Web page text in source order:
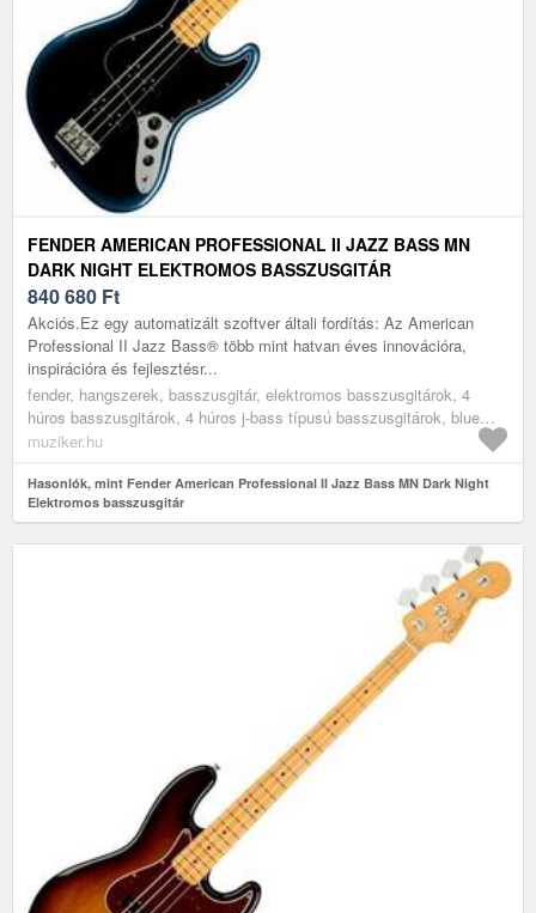
FENDER AMERICAN PROFESSIONAL II JAZZ BASS MN
DARK NIGHT ELEKTROMOS BASSZUSGITÁR
840 680 Ft
Akciós.Ez egy automatizált szoftver általi fordítás: Az American
Professional II Jazz Bass® több mint hatvan éves innovációra,
inspirációra és fejlesztésr...
fender, hangszerek, basszusgitár, elektromos basszusgitárok, 4
húros basszusgitárok, 4 húros j-bass típusú basszusgitárok, blue
black
muziker.hu
Hasonlók, mint Fender American Professional II Jazz Bass MN Dark Night
Elektromos basszusgitár